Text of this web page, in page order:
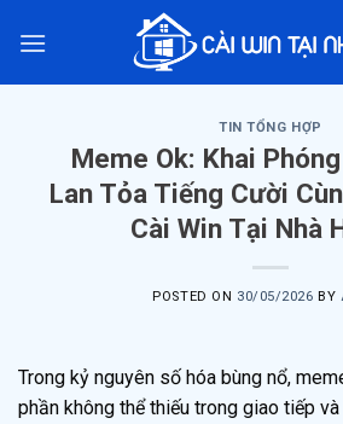
TIN TỔNG HỢP
Meme Ok: Khai
Lan Tỏa Tiếng Cười
Cài Win Tại Nhà
POSTED ON 30/05/2026 BY
Trong kỷ nguyên số hóa bùng nổ,
phần không thể thiếu trong giao tiếp